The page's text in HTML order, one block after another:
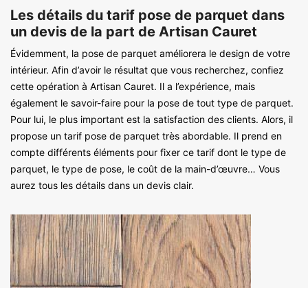
Les détails du tarif pose de parquet dans
un devis de la part de Artisan Cauret
Évidemment, la pose de parquet améliorera le design de votre
intérieur. Afin d’avoir le résultat que vous recherchez, confiez
cette opération à Artisan Cauret. Il a l’expérience, mais
également le savoir-faire pour la pose de tout type de parquet.
Pour lui, le plus important est la satisfaction des clients. Alors, il
propose un tarif pose de parquet très abordable. Il prend en
compte différents éléments pour fixer ce tarif dont le type de
parquet, le type de pose, le coût de la main-d’œuvre… Vous
aurez tous les détails dans un devis clair.